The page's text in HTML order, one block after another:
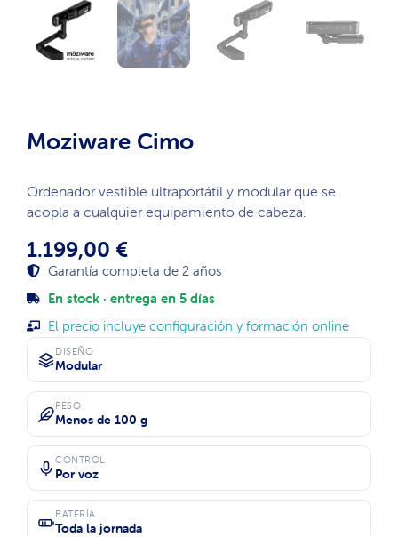
Moziware Cimo
Ordenador vestible ultraportátil y modular que se
acopla a cualquier equipamiento de cabeza.
1.199,00 €
Garantía completa de 2 años
En stock · entrega en 5 días
El precio incluye configuración y formación online
DISEÑO
Modular
PESO
Menos de 100 g
CONTROL
Por voz
BATERÍA
Toda la jornada